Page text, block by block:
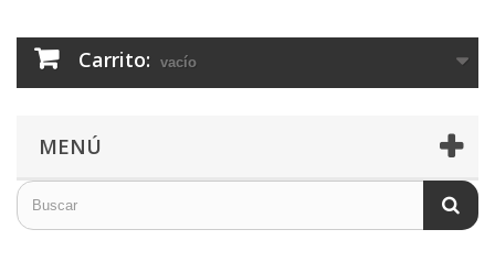
Carrito: vacío
MENÚ